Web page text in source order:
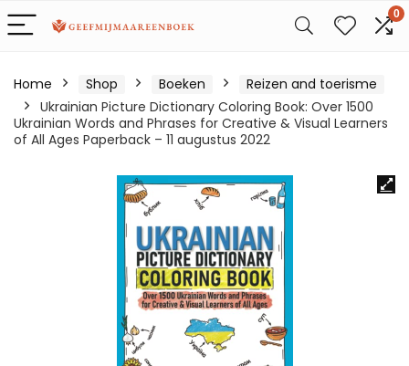
0
Home Shop Boeken
Reizen and toerisme
Ukrainian Picture Dictionary Coloring Book: Over 1500
Ukrainian Words and Phrases for Creative & Visual Learners
of All Ages Paperback – 11 augustus 2022